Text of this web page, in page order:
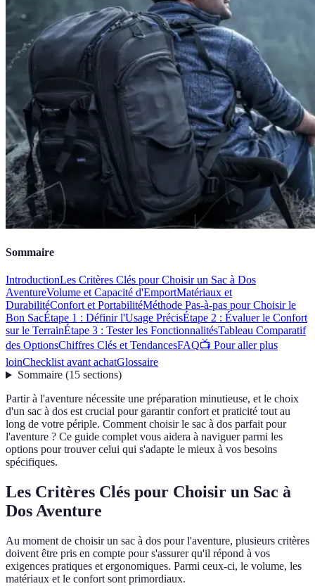
Sommaire
IntroductionLes Critères Clés pour Choisir un Sac à Dos
AventureVolume et Capacité d'EmportMatériaux et
DurabilitéConfort et PortabilitéMéthode Pas-à-pas pour Choisir le
Bon SacÉtape 1 : Définir l'Usage PrécisÉtape 2 : Évaluer le Confort
sur le TerrainÉtape 3 : Tester les FonctionnalitésTableau Comparatif
des OptionsChiffres Clés et TendancesFAQ📺 Pour aller plus
loinChecklist avant achatGlossaire
Sommaire(15 sections)
Partir à l'aventure nécessite une préparation minutieuse, et le choix
d'un sac à dos est crucial pour garantir confort et praticité tout au
long de votre périple. Comment choisir le sac à dos parfait pour
l'aventure ? Ce guide complet vous aidera à naviguer parmi les
options pour trouver celui qui s'adapte le mieux à vos besoins
spécifiques.
Les Critères Clés pour Choisir un Sac à
Dos Aventure
Au moment de choisir un sac à dos pour l'aventure, plusieurs critères
doivent être pris en compte pour s'assurer qu'il répond à vos
exigences pratiques et ergonomiques. Parmi ceux-ci, le volume, les
matériaux et le confort sont primordiaux.